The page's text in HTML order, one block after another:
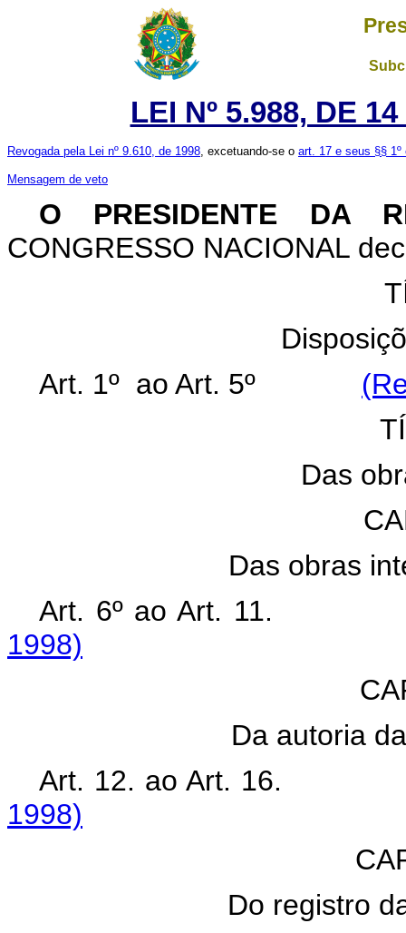
LEI Nº 5.988, DE
Revogada pela Lei nº 9.610, de 1998, excetuando-se o art. 17 e seus §§ 1º
Mensagem de veto
O
PRESIDENTE DA
CONGRESSO NACIONAL
Art. 1º ao Art. 5º
Das
Das obras
Art. 6º ao Art.
1998)
Da autoria
Art. 12. ao Art.
1998)
Do registro